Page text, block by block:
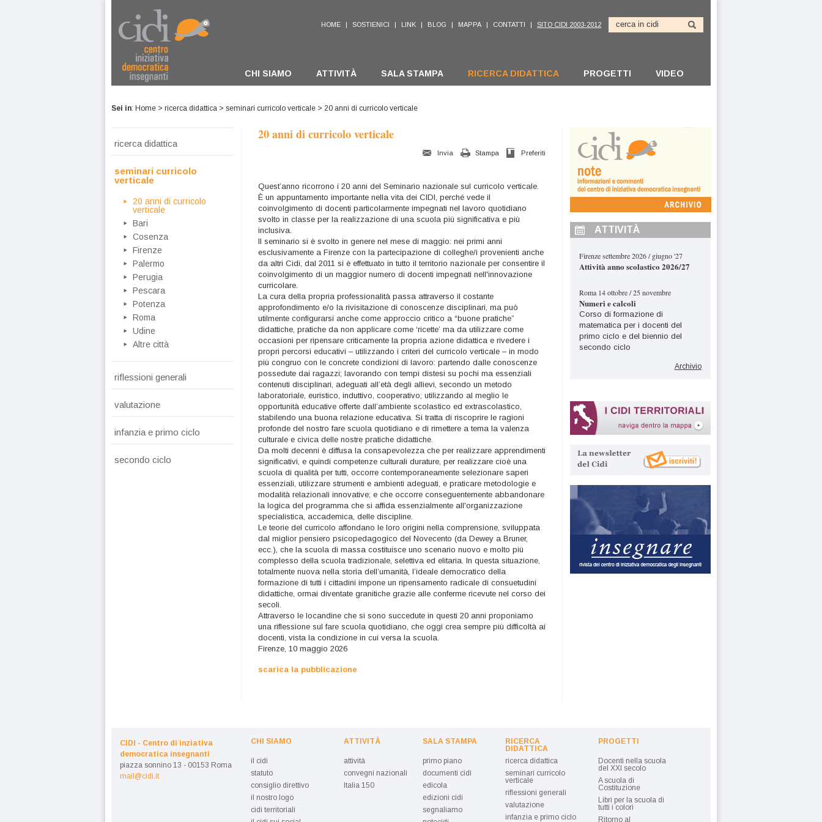
HOME | SOSTIENICI | LINK | BLOG | MAPPA | CONTATTI | SITO CIDI 2003-2012
CHI SIAMO ATTIVITÀ SALA STAMPA RICERCA DIDATTICA PROGETTI VIDEO
Sei in: Home > ricerca didattica > seminari curricolo verticale > 20 anni di curricolo verticale
ricerca didattica
seminari curricolo
verticale
20 anni di curricolo
verticale
Bari
Cosenza
Firenze
Palermo
Perugia
Pescara
Potenza
Roma
Udine
Altre città
riflessioni generali
valutazione
infanzia e primo ciclo
secondo ciclo
20 anni di curricolo verticale
Invia Stampa Preferiti
Quest’anno ricorrono i 20 anni del Seminario nazionale sul curricolo verticale.
È un appuntamento importante nella vita dei CIDI, perché vede il
coinvolgimento di docenti particolarmente impegnati nel lavoro quotidiano
svolto in classe per la realizzazione di una scuola più significativa e più
inclusiva.
Il seminario si è svolto in genere nel mese di maggio: nei primi anni
esclusivamente a Firenze con la partecipazione di colleghe/i provenienti anche
da altri Cidi, dal 2011 si è effettuato in tutto il territorio nazionale per consentire il
coinvolgimento di un maggior numero di docenti impegnati nell'innovazione
curricolare.
La cura della propria professionalità passa attraverso il costante
approfondimento e/o la rivisitazione di conoscenze disciplinari, ma può
utilmente configurarsi anche come approccio critico a “buone pratiche”
didattiche, pratiche da non applicare come ‘ricette’ ma da utilizzare come
occasioni per ripensare criticamente la propria azione didattica e rivedere i
propri percorsi educativi – utilizzando i criteri del curricolo verticale – in modo
più congruo con le concrete condizioni di lavoro: partendo dalle conoscenze
possedute dai ragazzi; lavorando con tempi distesi su pochi ma essenziali
contenuti disciplinari, adeguati all’età degli allievi, secondo un metodo
laboratoriale, euristico, induttivo, cooperativo; utilizzando al meglio le
opportunità educative offerte dall’ambiente scolastico ed extrascolastico,
stabilendo una buona relazione educativa. Si tratta di riscoprire le ragioni
profonde del nostro fare scuola quotidiano e di rimettere a tema la valenza
culturale e civica delle nostre pratiche didattiche.
Da molti decenni è diffusa la consapevolezza che per realizzare apprendimenti
significativi, e quindi competenze culturali durature, per realizzare cioè una
scuola di qualità per tutti, occorre contemporaneamente selezionare saperi
essenziali, utilizzare strumenti e ambienti adeguati, e praticare metodologie e
modalità relazionali innovative; e che occorre conseguentemente abbandonare
la logica del programma che si affida essenzialmente all'organizzazione
specialistica, accademica, delle discipline.
Le teorie del curricolo affondano le loro origini nella comprensione, sviluppata
dal miglior pensiero psicopedagogico del Novecento (da Dewey a Bruner,
ecc.), che la scuola di massa costituisce uno scenario nuovo e molto più
complesso della scuola tradizionale, selettiva ed elitaria. In questa situazione,
totalmente nuova nella storia dell’umanità, l’ideale democratico della
formazione di tutti i cittadini impone un ripensamento radicale di consuetudini
didattiche, ormai diventate granitiche grazie alle conferme ricevute nel corso dei
secoli.
Attraverso le locandine che si sono succedute in questi 20 anni proponiamo
una riflessione sul fare scuola quotidiano, che oggi crea sempre più difficoltà ai
docenti, vista la condizione in cui versa la scuola.
Firenze, 10 maggio 2026
scarica la pubblicazione
ATTIVITÀ
Firenze settembre 2026 / giugno '27
Attività anno scolastico 2026/27
Roma 14 ottobre / 25 novembre
Numeri e calcoli
Corso di formazione di
matematica per i docenti del
primo ciclo e del biennio del
secondo ciclo
Archivio
CIDI - Centro di inziativa
democratica insegnanti
piazza sonnino 13 - 00153 Roma
mail@cidi.it
CHI SIAMO
il cidi
statuto
consiglio direttivo
il nostro logo
cidi territoriali
ATTIVITÀ
attività
convegni nazionali
Italia 150
SALA STAMPA
primo piano
documenti cidi
edicola
edizioni cidi
segnaliamo
RICERCA
DIDATTICA
ricerca didattica
seminari curricolo
verticale
riflessioni generali
valutazione
infanzia e primo ciclo
PROGETTI
Docenti nella scuola
del XXI secolo
A scuola di
Costituzione
Libri per la scuola di
tutti i colori
Ritorno al